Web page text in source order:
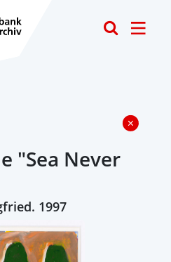
"Sea Never
1997